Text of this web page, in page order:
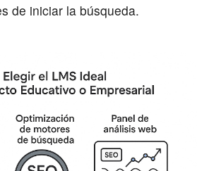
de iniciar la búsqueda.